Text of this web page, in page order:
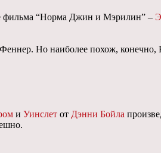
фильма “Норма Джин и Мэрилин” –
Но наиболее похож,
и Уинслет от Дэнни Бойла